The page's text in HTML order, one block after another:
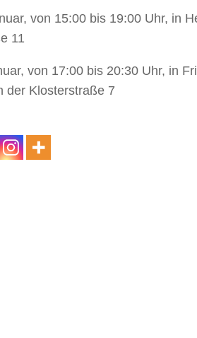
von 15:00 bis 19:00 Uhr, in
11
von 17:00 bis 20:30 Uhr, in
der Klosterstraße 7